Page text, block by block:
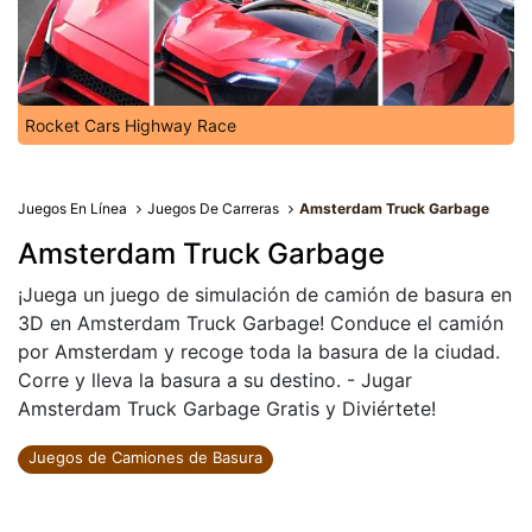
Rocket Cars Highway Race
Juegos En Línea Juegos De Carreras Amsterdam Truck Garbage
Amsterdam Truck Garbage
¡Juega un juego de simulación de camión de basura en
3D en Amsterdam Truck Garbage! Conduce el camión
por Amsterdam y recoge toda la basura de la ciudad.
Corre y lleva la basura a su destino. - Jugar
Amsterdam Truck Garbage Gratis y Diviértete!
Juegos de Camiones de Basura